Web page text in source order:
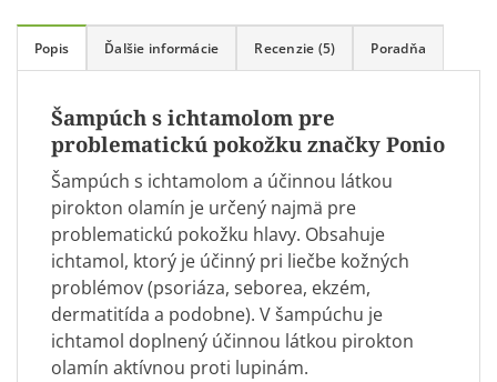
Popis Ďalšie informácie Recenzie (5) Poradňa
Šampúch s ichtamolom pre
problematickú pokožku značky Ponio
Šampúch s ichtamolom a účinnou látkou
pirokton olamín je určený najmä pre
problematickú pokožku hlavy. Obsahuje
ichtamol, ktorý je účinný pri liečbe kožných
problémov (psoriáza, seborea, ekzém,
dermatitída a podobne). V šampúchu je
ichtamol doplnený účinnou látkou pirokton
olamín aktívnou proti lupinám.